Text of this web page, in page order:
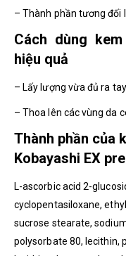
– Thành phần tương đối
Cách dùng
hiệu quả
– Lấy lượng vừa đủ ra tay
– Thoa lên các vùng da
Thành phần của
Kobayashi EX
L-ascorbic acid 2-
cyclopentasiloxane,
sucrose stearate,
polysorbate 80, lecithin,